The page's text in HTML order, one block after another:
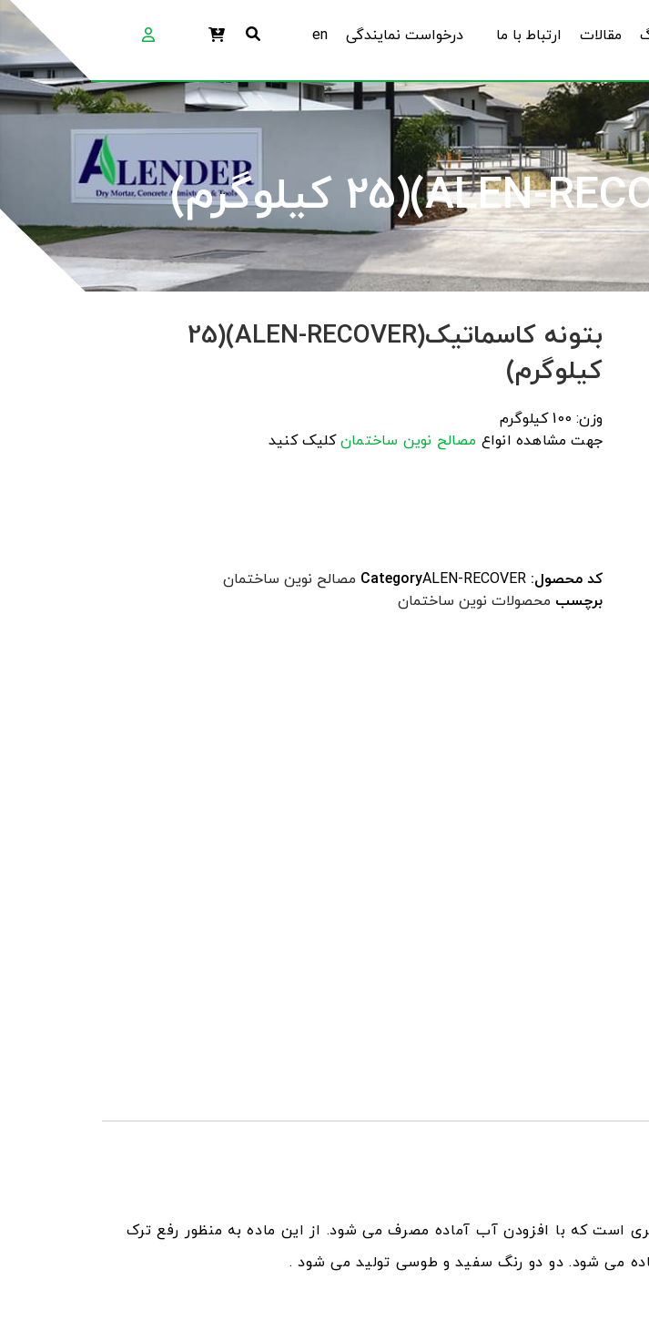
مقالات ارتباط با ما درخواست نمایندگی en
بتونه کاسماتیک(ALEN-RECOVER)(25
کیلوگرم)
وزن: 100 کیلوگرم
جهت مشاهده انواع مصالح نوین ساختمانکلیک کنید
کد محصول: ALEN-RECOVER
Category مصالح نوین ساختمان
برچسب محصولات نوین ساختمان
است که با افزودن آب آماده مصرف می شود. از این ماده به منظور رفع ترک
می شود. دو دو رنگ سفید و طوسی تولید می شود .